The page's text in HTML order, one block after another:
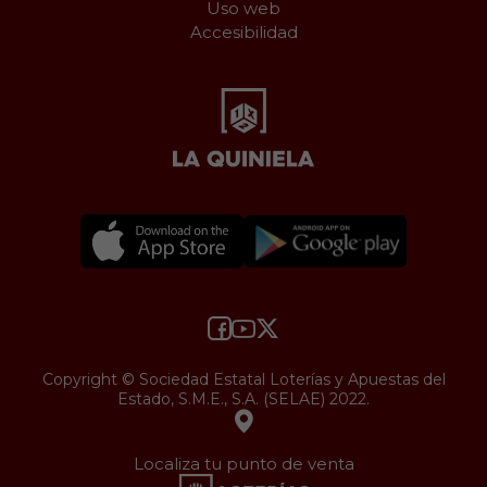
Uso web
Accesibilidad
Copyright © Sociedad Estatal Loterías y Apuestas del
Estado, S.M.E., S.A. (SELAE) 2022.
Localiza tu punto de venta